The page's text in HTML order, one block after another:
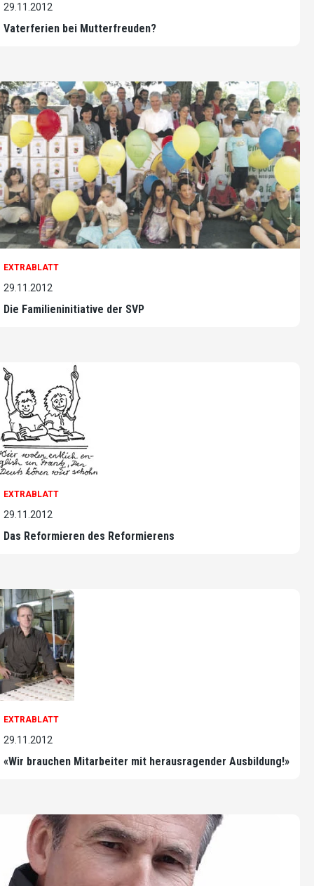
29.11.2012
Vaterferien bei Mutterfreuden?
EXTRABLATT
29.11.2012
Die Familieninitiative der SVP
EXTRABLATT
29.11.2012
Das Reformieren des Reformierens
EXTRABLATT
29.11.2012
«Wir brauchen Mitarbeiter mit herausragender Ausbildung!»